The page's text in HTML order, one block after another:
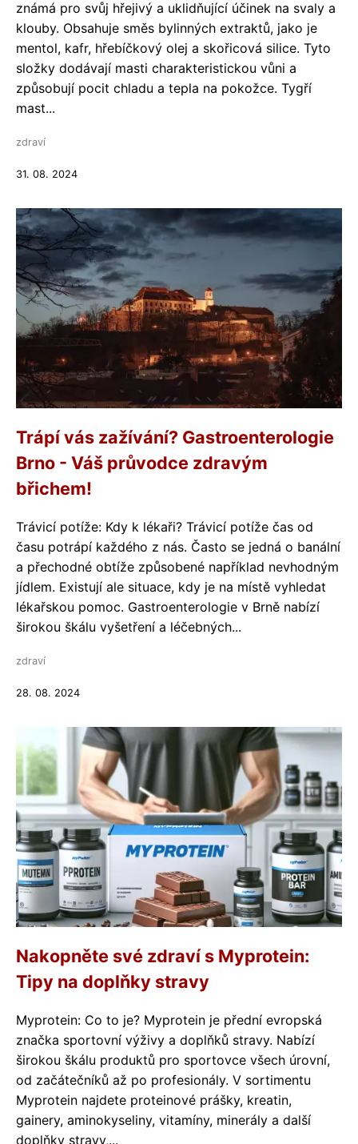
známá pro svůj hřejivý a uklidňující účinek na svaly a
klouby. Obsahuje směs bylinných extraktů, jako je
mentol, kafr, hřebíčkový olej a skořicová silice. Tyto
složky dodávají masti charakteristickou vůni a
způsobují pocit chladu a tepla na pokožce. Tygří
mast...
zdraví
31. 08. 2024
Trápí vás zažívání? Gastroenterologie
Brno - Váš průvodce zdravým
břichem!
Trávicí potíže: Kdy k lékaři? Trávicí potíže čas od
času potrápí každého z nás. Často se jedná o banální
a přechodné obtíže způsobené například nevhodným
jídlem. Existují ale situace, kdy je na místě vyhledat
lékařskou pomoc. Gastroenterologie v Brně nabízí
širokou škálu vyšetření a léčebných...
zdraví
28. 08. 2024
Nakopněte své zdraví s Myprotein:
Tipy na doplňky stravy
Myprotein: Co to je? Myprotein je přední evropská
značka sportovní výživy a doplňků stravy. Nabízí
širokou škálu produktů pro sportovce všech úrovní,
od začátečníků až po profesionály. V sortimentu
Myprotein najdete proteinové prášky, kreatin,
gainery, aminokyseliny, vitamíny, minerály a další
doplňky stravy,...